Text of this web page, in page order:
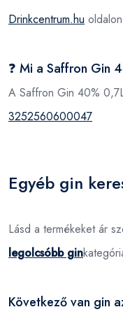
Drinkcentrum.hu
❓ Mi a Saffron Gin
A Saffron Gin 40%
3252560600047
Egyéb gin
Lásd a termékeket ár
legolcsóbb gin
Következő van gin